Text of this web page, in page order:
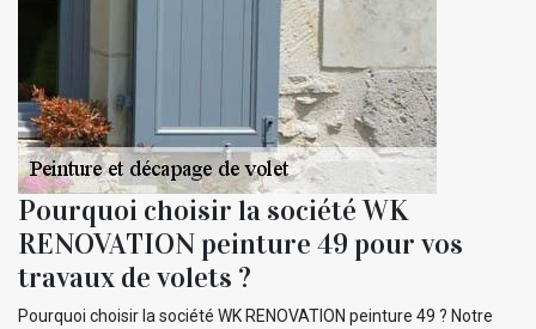
Pourquoi choisir la société WK
RENOVATION peinture 49 pour vos
travaux de volets ?
Pourquoi choisir la société WK RENOVATION peinture 49 ? Notre